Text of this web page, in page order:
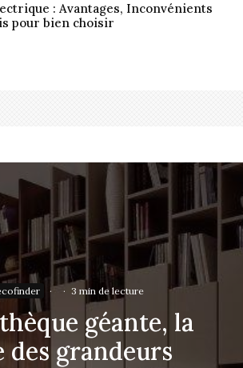
: Avantages, Inconvénients
pour bien choisir
· · 3 min de lecture
géante, la
des grandeurs